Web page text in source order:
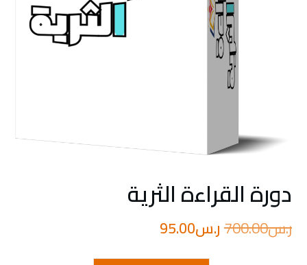
دورة القراءة الثرية
ر.س700.00السعر
الأصلي
ر.س95.00
الحالي